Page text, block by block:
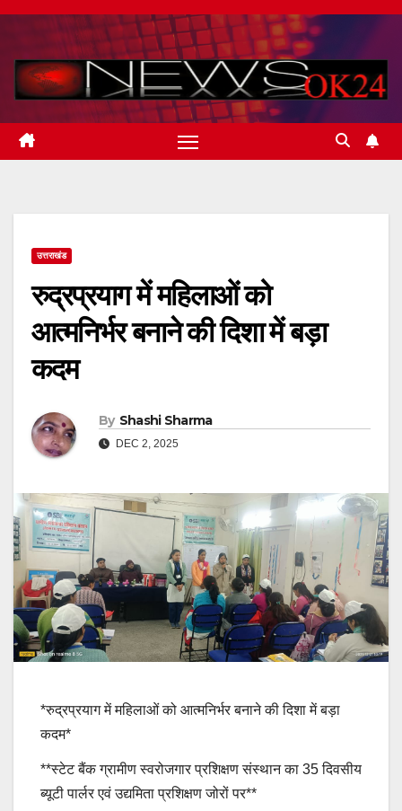
Skip
content
उत्तराखंड
रुद्रप्रयाग में महिलाओं को
आत्मनिर्भर बनाने की दिशा में बड़ा
कदम
By Shashi Sharma
DEC 2, 2025
*रुद्रप्रयाग में महिलाओं को आत्मनिर्भर बनाने की दिशा में बड़ा
कदम*
**स्टेट बैंक ग्रामीण स्वरोजगार प्रशिक्षण संस्थान का 35 दिवसीय
ब्यूटी पार्लर एवं उद्यमिता प्रशिक्षण जोरों पर**